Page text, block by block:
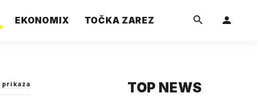
EKONOMIX TOČKA ZAREZ
prikaza TOP NEWS